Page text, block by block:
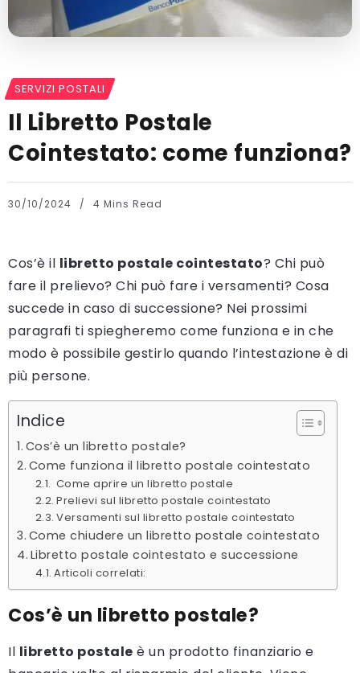
SERVIZI POSTALI
Il Libretto Postale
Cointestato: come funziona?
30/10/2024 4 Mins Read
Cos’è il libretto postale cointestato? Chi può
fare il prelievo? Chi può fare i versamenti? Cosa
succede in caso di successione? Nei prossimi
paragrafi ti spiegheremo come funziona e in che
modo è possibile gestirlo quando l’intestazione è di
più persone.
Indice
Cos’è un libretto postale?
Come funziona il libretto postale cointestato
Come aprire un libretto postale
Prelievi sul libretto postale cointestato
Versamenti sul libretto postale cointestato
Come chiudere un libretto postale cointestato
Libretto postale cointestato e successione
Articoli correlati:
Cos’è un libretto postale?
Il libretto postale è un prodotto finanziario e